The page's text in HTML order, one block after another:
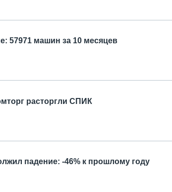
57971 машин за 10 месяцев
расторгли СПИК
падение: -46% к прошлому году